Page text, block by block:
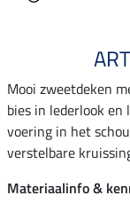
Mooi zweetdeken
bies in lederlook en
voering in het
verstelbare
Materiaalinfo &